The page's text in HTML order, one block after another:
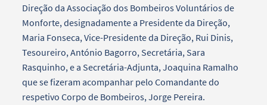
Direção da Associação dos Bombeiros Voluntários de
Monforte, designadamente a Presidente da Direção,
Maria Fonseca, Vice-Presidente da Direção, Rui Dinis,
Tesoureiro, António Bagorro, Secretária, Sara
Rasquinho, e a Secretária-Adjunta, Joaquina Ramalho
que se fizeram acompanhar pelo Comandante do
respetivo Corpo de Bombeiros, Jorge Pereira.